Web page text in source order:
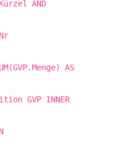
AND
AS
GVP INNER